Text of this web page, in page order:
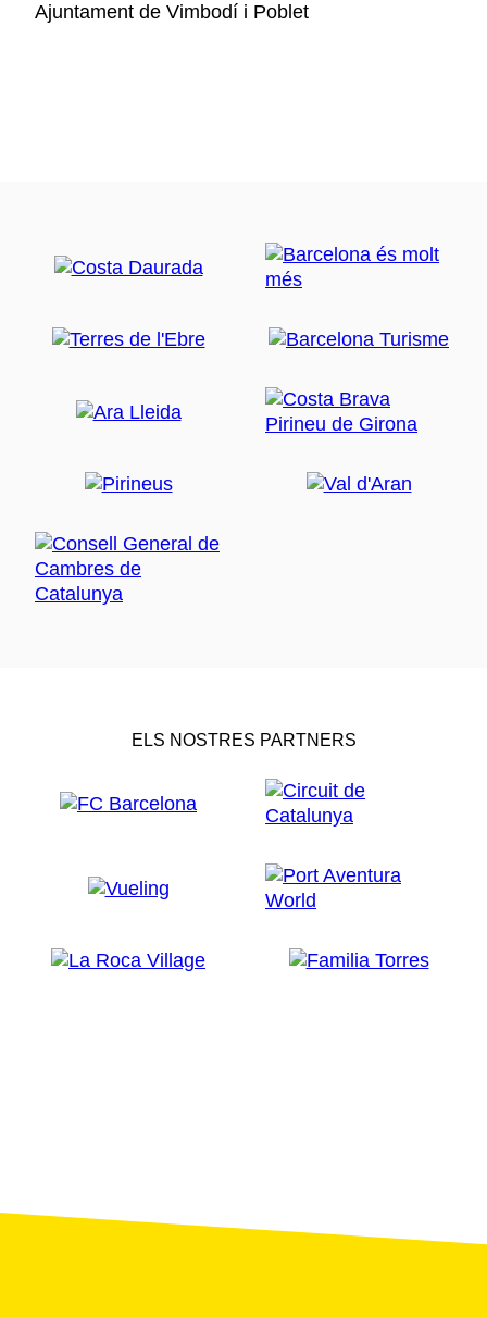
Ajuntament de Vimbodí i Poblet
ELS NOSTRES PARTNERS